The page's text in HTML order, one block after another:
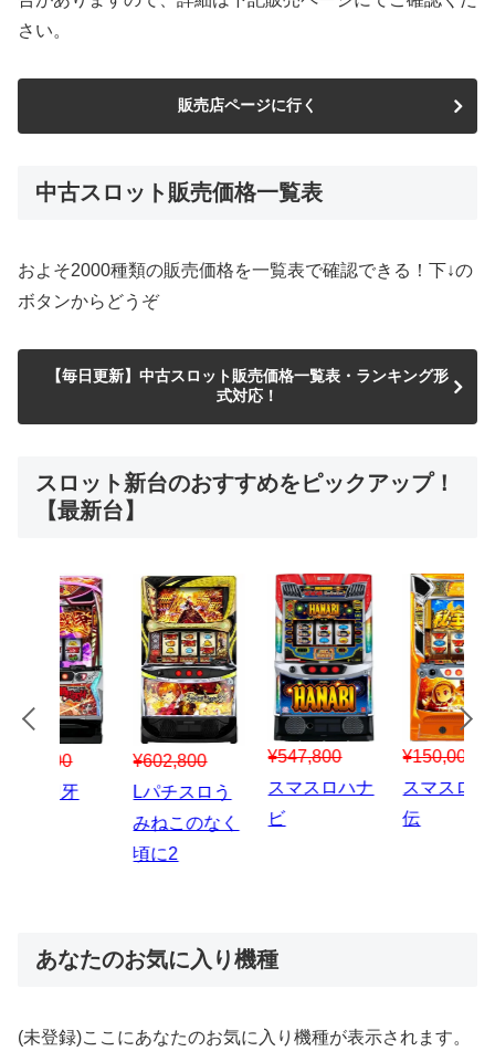
さい。
販売店ページに行く
中古スロット販売価格一覧表
およそ2000種類の販売価格を一覧表で確認できる！下↓の
ボタンからどうぞ
【毎日更新】中古スロット販売価格一覧表・ランキング形
式対応！
スロット新台のおすすめをピックアップ！
【最新台】
¥547,800
スマスロハナ
¥150,000
スマスロ秘宝
伝
¥1,867,800
Lパチスロ 炎
炎ノ消防隊2
あなたのお気に入り機種
(未登録)ここにあなたのお気に入り機種が表示されます。